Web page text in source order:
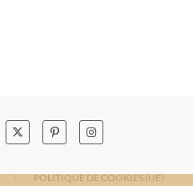
POLITIQUE DE COOKIES (UE)